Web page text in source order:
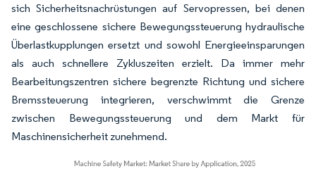
sich Sicherheitsnachrüstungen auf Servopressen, bei denen
eine geschlossene sichere Bewegungssteuerung hydraulische
Überlastkupplungen ersetzt und sowohl Energieeinsparungen
als auch schnellere Zykluszeiten erzielt. Da immer mehr
Bearbeitungszentren sichere begrenzte Richtung und sichere
Bremssteuerung integrieren, verschwimmt die Grenze
zwischen Bewegungssteuerung und dem Markt für
Maschinensicherheit zunehmend.